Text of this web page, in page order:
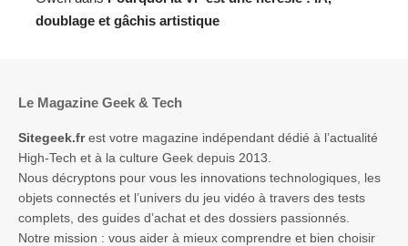
doublage et gâchis artistique
Le Magazine Geek & Tech
Sitegeek.frest votre magazine indépendant dédié à l’actualité
High-Tech et à la culture Geek depuis 2013.
Nous décryptons pour vous les innovations technologiques, les
objets connectés et l’univers du jeu vidéo à travers des tests
complets, des guides d’achat et des dossiers passionnés.
Notre mission : vous aider à mieux comprendre et bien choisir